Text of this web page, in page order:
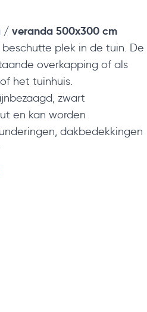
/ veranda 500x300 cm
plek in de tuin. De
overkapping of als
het tuinhuis.
zwart
en kan worden
dakbedekkingen
hout, zwart